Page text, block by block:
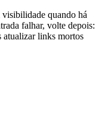
quando há
falhar, volte depois:
atualizar links mortos